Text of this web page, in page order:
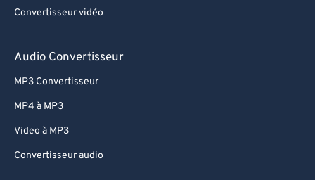
Convertisseur vidéo
Audio Convertisseur
MP3 Convertisseur
MP4 à MP3
Video à MP3
Convertisseur audio